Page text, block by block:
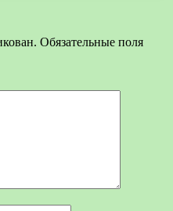
Обязательные поля